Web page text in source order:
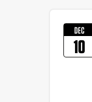
DEC
10